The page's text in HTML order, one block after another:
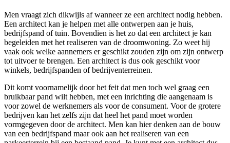
Men vraagt zich dikwijls af wanneer ze een architect nodig hebben.
Een architect kan je helpen met alle ontwerpen aan je huis,
bedrijfspand of tuin. Bovendien is het zo dat een architect je kan
begeleiden met het realiseren van de droomwoning. Zo weet hij
vaak ook welke aannemers er geschikt zouden zijn om zijn ontwerp
tot uitvoer te brengen. Een architect is dus ook geschikt voor
winkels, bedrijfspanden of bedrijventerreinen.
Dit komt voornamelijk door het feit dat men toch wel graag een
bruikbaar pand wilt hebben, met een inrichting die aangenaam is
voor zowel de werknemers als voor de consument. Voor de grotere
bedrijven kan het zelfs zijn dat heel het pand moet worden
vormgegeven door de architect. Men kan hier denken aan de bouw
van een bedrijfspand maar ook aan het realiseren van een